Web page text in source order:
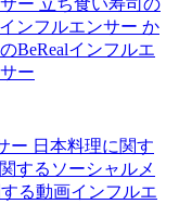
ー 立ち食い寿司の
ンフルエンサー か
BeRealインフルエ
ー
ー 日本料理に関す
するソーシャルメ
る動画インフルエ